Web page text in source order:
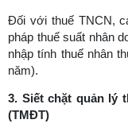
Đối với thuế TNCN,
pháp thuế suất nhân
nhập tính thuế nhân
năm).
3. Siết chặt quản lý
(TMĐT)